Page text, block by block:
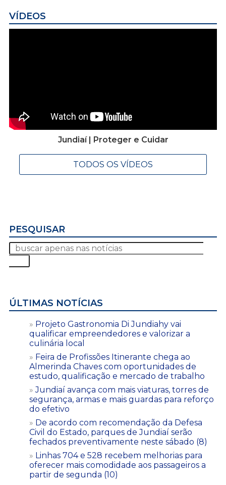
VÍDEOS
Jundiaí | Proteger e Cuidar
TODOS OS VÍDEOS
PESQUISAR
ÚLTIMAS NOTÍCIAS
Projeto Gastronomia Di Jundiahy vai
qualificar empreendedores e valorizar a
culinária local
Feira de Profissões Itinerante chega ao
Almerinda Chaves com oportunidades de
estudo, qualificação e mercado de trabalho
Jundiaí avança com mais viaturas, torres de
segurança, armas e mais guardas para reforço
do efetivo
De acordo com recomendação da Defesa
Civil do Estado, parques de Jundiaí serão
fechados preventivamente neste sábado (8)
Linhas 704 e 528 recebem melhorias para
oferecer mais comodidade aos passageiros a
partir de segunda (10)